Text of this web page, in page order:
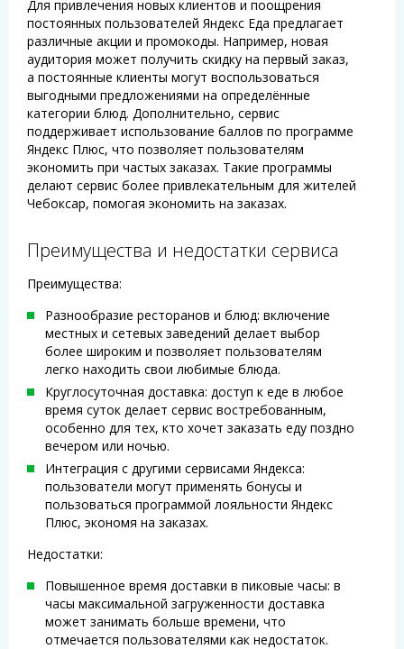
Для привлечения новых клиентов и поощрения
постоянных пользователей Яндекс Еда предлагает
различные акции и промокоды. Например, новая
аудитория может получить скидку на первый заказ,
а постоянные клиенты могут воспользоваться
выгодными предложениями на определённые
категории блюд. Дополнительно, сервис
поддерживает использование баллов по программе
Яндекс Плюс, что позволяет пользователям
экономить при частых заказах. Такие программы
делают сервис более привлекательным для жителей
Чебоксар, помогая экономить на заказах.
Преимущества и недостатки сервиса
Преимущества:
Разнообразие ресторанов и блюд: включение
местных и сетевых заведений делает выбор
более широким и позволяет пользователям
легко находить свои любимые блюда.
Круглосуточная доставка: доступ к еде в любое
время суток делает сервис востребованным,
особенно для тех, кто хочет заказать еду поздно
вечером или ночью.
Интеграция с другими сервисами Яндекса:
пользователи могут применять бонусы и
пользоваться программой лояльности Яндекс
Плюс, экономя на заказах.
Недостатки:
Повышенное время доставки в пиковые часы: в
часы максимальной загруженности доставка
может занимать больше времени, что
отмечается пользователями как недостаток.